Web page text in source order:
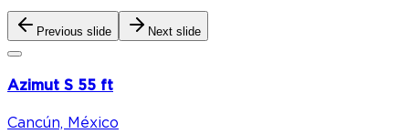
Previous slide Next slide
Azimut S 55 ft
Cancún, México